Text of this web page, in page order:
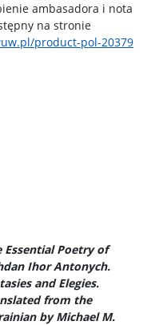
ambasadora i nota
na stronie
product-pol-20379
Essential Poetry of
Ihor Antonych.
and Elegies.
from the
by Michael M.